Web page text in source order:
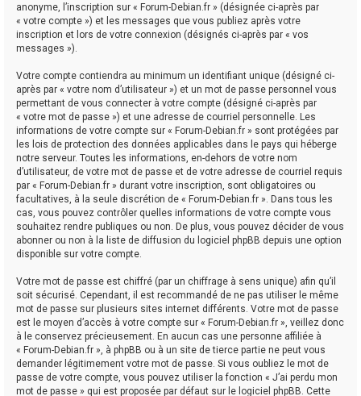
anonyme, l’inscription sur « Forum-Debian.fr » (désignée ci-après par
« votre compte ») et les messages que vous publiez après votre
inscription et lors de votre connexion (désignés ci-après par « vos
messages »).
Votre compte contiendra au minimum un identifiant unique (désigné ci-
après par « votre nom d’utilisateur ») et un mot de passe personnel vous
permettant de vous connecter à votre compte (désigné ci-après par
« votre mot de passe ») et une adresse de courriel personnelle. Les
informations de votre compte sur « Forum-Debian.fr » sont protégées par
les lois de protection des données applicables dans le pays qui héberge
notre serveur. Toutes les informations, en-dehors de votre nom
d’utilisateur, de votre mot de passe et de votre adresse de courriel requis
par « Forum-Debian.fr » durant votre inscription, sont obligatoires ou
facultatives, à la seule discrétion de « Forum-Debian.fr ». Dans tous les
cas, vous pouvez contrôler quelles informations de votre compte vous
souhaitez rendre publiques ou non. De plus, vous pouvez décider de vous
abonner ou non à la liste de diffusion du logiciel phpBB depuis une option
disponible sur votre compte.
Votre mot de passe est chiffré (par un chiffrage à sens unique) afin qu’il
soit sécurisé. Cependant, il est recommandé de ne pas utiliser le même
mot de passe sur plusieurs sites internet différents. Votre mot de passe
est le moyen d’accès à votre compte sur « Forum-Debian.fr », veillez donc
à le conservez précieusement. En aucun cas une personne affiliée à
« Forum-Debian.fr », à phpBB ou à un site de tierce partie ne peut vous
demander légitimement votre mot de passe. Si vous oubliez le mot de
passe de votre compte, vous pouvez utiliser la fonction « J’ai perdu mon
mot de passe » qui est proposée par défaut sur le logiciel phpBB. Cette